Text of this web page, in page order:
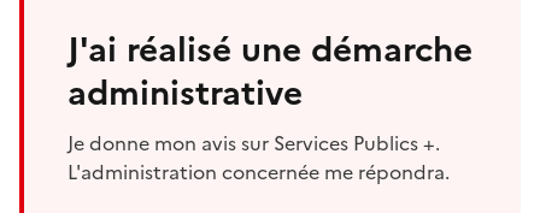
J'ai réalisé une démarche
administrative
Je donne mon avis sur Services Publics +.
L'administration concernée me répondra.